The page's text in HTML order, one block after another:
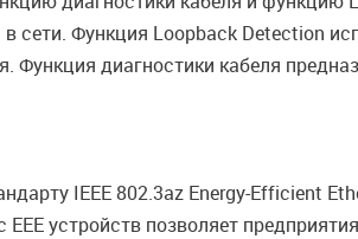
сети. Функция Loopback Detection
Функция диагностики кабеля
IEEE 802.3az Energy-Efficient
устройств позволяет